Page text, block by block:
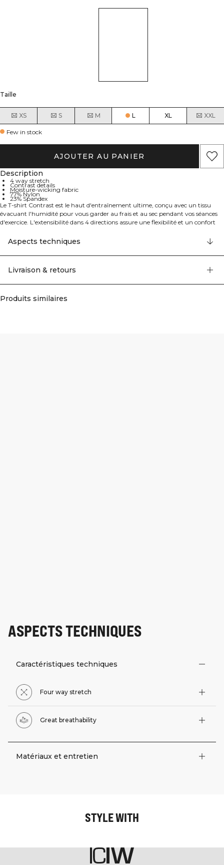
Taille
XS S M L XL XXL
Few in stock
AJOUTER AU PANIER
Description
4 way stretch
Contrast details
Moisture-wicking fabric
77% Nylon
23% Spandex
Le T-shirt Contrast est le haut d'entraînement ultime, conçu avec un tissu
évacuant l'humidité pour vous garder au frais et au sec pendant vos séances
d'exercice. L'extensibilité dans 4 directions assure une flexibilité et un confort
athlétique. Avec ses détails contrastés stylés et son logo transfert à l'avant, ce
T-shirt intégral pour femmes est parfait pour les séances d'entraînement à
haute intensité ou pour une tenue décontractée. Enrichissez votre garde-robe
Aspects techniques
Livraison & retours
Produits similaires
ASPECTS TECHNIQUES
Caractéristiques techniques
Four way stretch
Great breathability
Matériaux et entretien
STYLE WITH